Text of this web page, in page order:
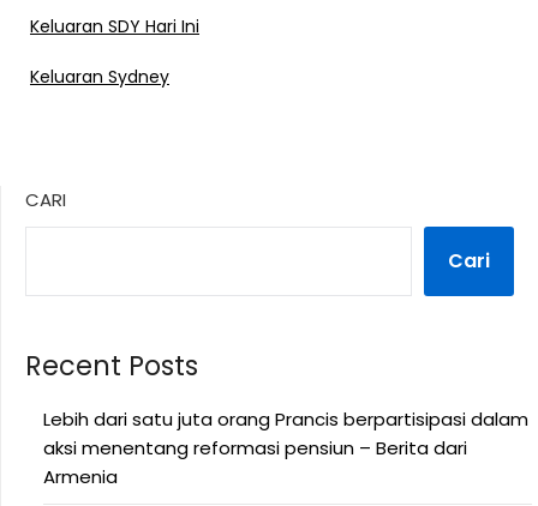
Keluaran SDY Hari Ini
Keluaran Sydney
CARI
Cari
Recent Posts
Lebih dari satu juta orang Prancis berpartisipasi dalam
aksi menentang reformasi pensiun – Berita dari
Armenia